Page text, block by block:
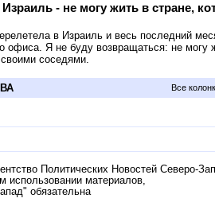
- не могу жить в стране,
в Израиль и весь последний
офиса. Я не буду возвращаться: не могу
соседями.
Все
Политических Новостей Северо-
использовании материалов,
обязательна